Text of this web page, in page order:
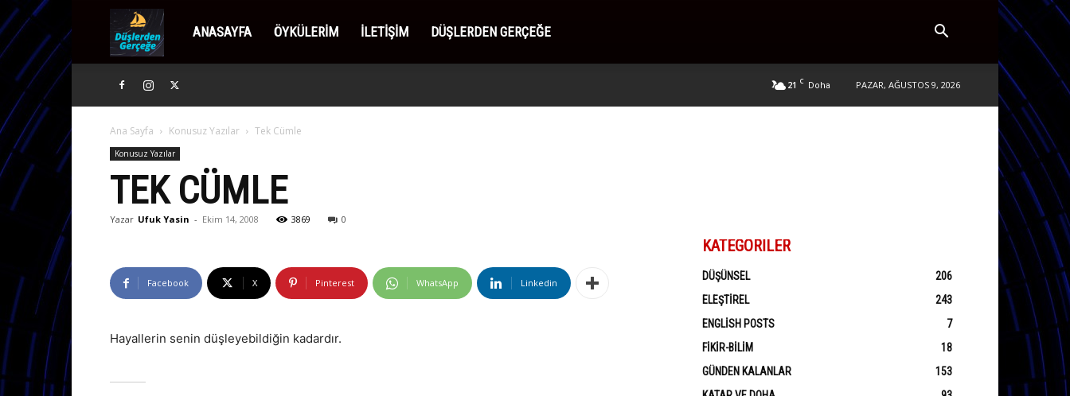
Düşlerden
ANASAYFA ÖYKÜLERIM İLETIŞIM DÜŞLERDEN GERÇEĞE
21 C Doha PAZAR, AĞUSTOS 9, 2026
Ana Sayfa Konusuz Yazılar Tek Cümle
Konusuz Yazılar
TEK CÜMLE
Yazar Ufuk Yasin - Ekim 14, 2008 3869 0
Facebook X Pinterest WhatsApp Linkedin
Hayallerin senin düşleyebildiğin kadardır.
KATEGORILER
DÜŞÜNSEL
206
ELEŞTIREL
243
ENGLISH POSTS
7
FIKIR-BILIM
18
GÜNDEN KALANLAR
153